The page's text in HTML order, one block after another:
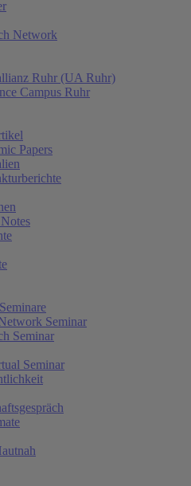
Network
Ruhr (UA Ruhr)
Campus Ruhr
Papers
Seminar
Seminar
Seminar